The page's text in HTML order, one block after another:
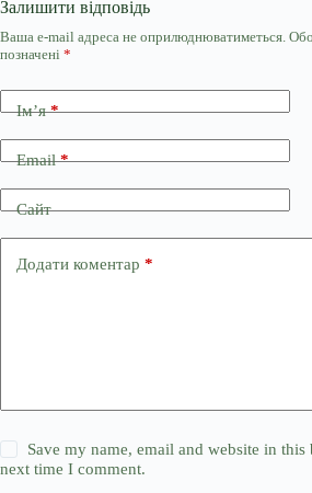
Залишити відповідь
Ваша e-mail адреса не оприлюднюватиметься.
позначені *
Ім’я*
Email*
Сайт
Додати коментар *
Save my name, email and website in this
next time I comment.